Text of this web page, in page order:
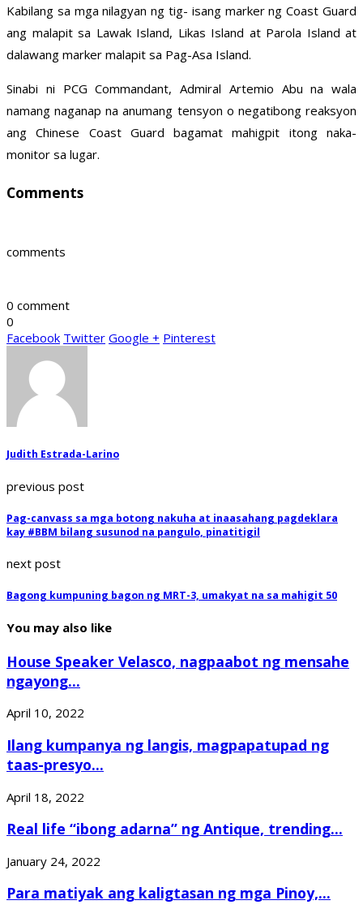
Kabilang sa mga nilagyan ng tig- isang marker ng Coast Guard
ang malapit sa Lawak Island, Likas Island at Parola Island at
dalawang marker malapit sa Pag-Asa Island.
Sinabi ni PCG Commandant, Admiral Artemio Abu na wala
namang naganap na anumang tensyon o negatibong reaksyon
ang Chinese Coast Guard bagamat mahigpit itong naka-
monitor sa lugar.
Comments
comments
0 comment
0
Facebook Twitter Google + Pinterest
Judith Estrada-Larino
previous post
Pag-canvass sa mga botong nakuha at inaasahang pagdeklara
kay #BBM bilang susunod na pangulo, pinatitigil
next post
Bagong kumpuning bagon ng MRT-3, umakyat na sa mahigit 50
You may also like
House Speaker Velasco, nagpaabot ng mensahe
ngayong...
April 10, 2022
Ilang kumpanya ng langis, magpapatupad ng
taas-presyo...
April 18, 2022
Real life “ibong adarna” ng Antique, trending...
January 24, 2022
Para matiyak ang kaligtasan ng mga Pinoy,...